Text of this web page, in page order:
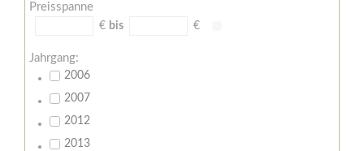
Zahlungsbedingungen
Preisspanne
€ bis €
Jahrgang:
2006
2007
2012
2013